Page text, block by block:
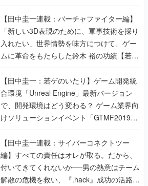
【若ゲのいたり最終回】
【田中圭一連載：バーチャファイター編】
「新しい3D表現のために、軍事技術を採り
入れたい」世界情勢を味方につけて、ゲー
ムに革命をもたらした鈴木 裕の功績【若ゲ
のいたり】
【田中圭一：若ゲのいたり】ゲーム開発統
合環境「Unreal Engine」最新バージョン
で、開発環境はどう変わる？ ゲーム業界向
けソリューションイベント「GTMF2019」
に行って、より理解を深めよう【PR】
【田中圭一連載：サイバーコネクトツー
編】すべての責任はオレが取る。だから、
付いてきてくれないか──男の熱意はチーム
解散の危機を救い、『.hack』成功の活路を